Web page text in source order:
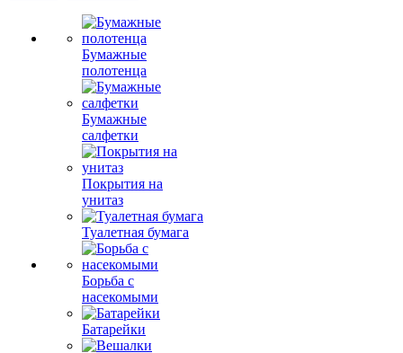
Бумажные
полотенца
Бумажные
салфетки
Покрытия на
унитаз
Туалетная бумага
Борьба с
насекомыми
Батарейки